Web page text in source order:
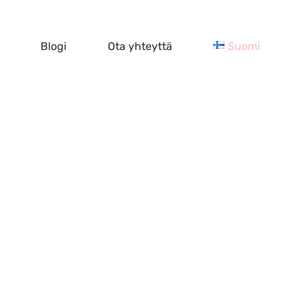
Blogi Ota yhteyttä Suomi